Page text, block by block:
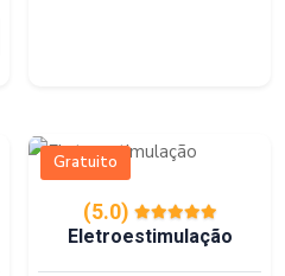
Gratuito
(5.0)
Eletroestimulação